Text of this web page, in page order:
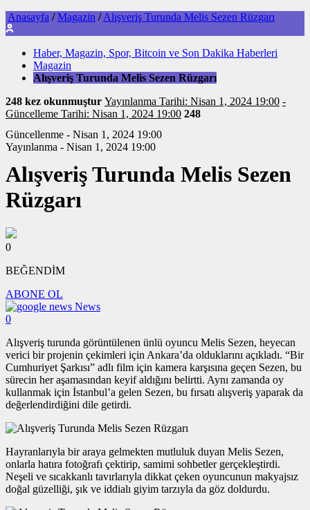
Anasayfa / Magazin / Alışveriş Turunda Melis Sezen Rüzgarı
Haber, Magazin, Spor, Bitcoin ve Son Dakika Haberleri
Magazin
Alışveriş Turunda Melis Sezen Rüzgarı
248 kez okunmuştur Yayınlanma Tarihi: Nisan 1, 2024 19:00 -
Güncelleme Tarihi: Nisan 1, 2024 19:00 248
Güncellenme - Nisan 1, 2024 19:00
Yayınlanma - Nisan 1, 2024 19:00
Alışveriş Turunda Melis Sezen
Rüzgarı
0
BEĞENDİM
ABONE OL
News
0
Alışveriş turunda görüntülenen ünlü oyuncu Melis Sezen, heyecan
verici bir projenin çekimleri için Ankara’da olduklarını açıkladı. “Bir
Cumhuriyet Şarkısı” adlı film için kamera karşısına geçen Sezen, bu
sürecin her aşamasından keyif aldığını belirtti. Aynı zamanda oy
kullanmak için İstanbul’a gelen Sezen, bu fırsatı alışveriş yaparak da
değerlendirdiğini dile getirdi.
Hayranlarıyla bir araya gelmekten mutluluk duyan Melis Sezen,
onlarla hatıra fotoğrafı çektirip, samimi sohbetler gerçekleştirdi.
Neşeli ve sıcakkanlı tavırlarıyla dikkat çeken oyuncunun makyajsız
doğal güzelliği, şık ve iddialı giyim tarzıyla da göz doldurdu.